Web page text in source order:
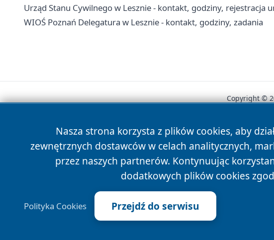
Urząd Stanu Cywilnego w Lesznie - kontakt, godziny, rejestracja
WIOŚ Poznań Delegatura w Lesznie - kontakt, godziny, zadania
Nasza strona korzysta z plików cookies, aby
zewnętrznych dostawców w celach analitycznych,
przez naszych partnerów. Kontynuując
dodatkowych plików cookies
Polityka Cookies Przejdź do serwisu
Copyright ©
News